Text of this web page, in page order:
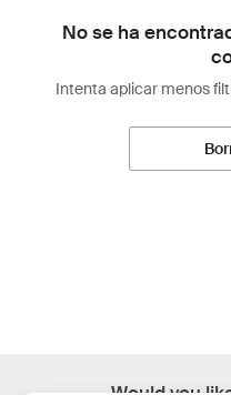
No se ha
Intenta aplicar menos